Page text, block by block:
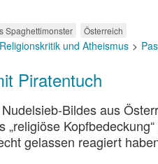
Spaghettimonster Österreich
Religionskritik und Atheismus
Piratentuch
Bildes aus
„religiöse
gelassen reagiert